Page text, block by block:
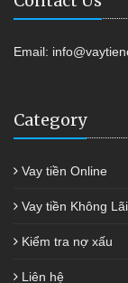
Email:
Category
Vay tiền Online
Vay tiền Không
Kiểm tra nợ xấu
Liên hệ